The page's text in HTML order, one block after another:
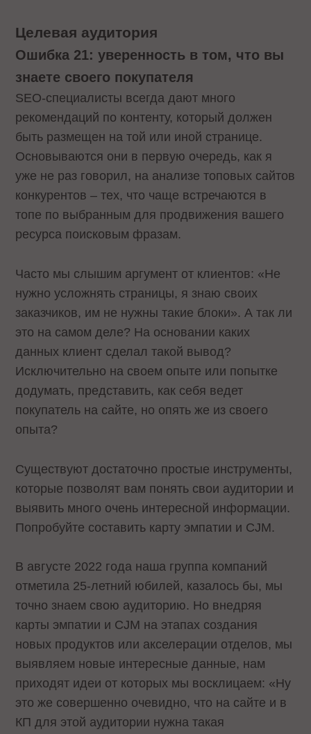
Целевая аудитория
Ошибка 21: уверенность в том, что вы
знаете своего покупателя
SEO-специалисты всегда дают много
рекомендаций по контенту, который должен
быть размещен на той или иной странице.
Основываются они в первую очередь, как я
уже не раз говорил, на анализе топовых сайтов
конкурентов – тех, что чаще встречаются в
топе по выбранным для продвижения вашего
ресурса поисковым фразам.
Часто мы слышим аргумент от клиентов: «Не
нужно усложнять страницы, я знаю своих
заказчиков, им не нужны такие блоки». А так ли
это на самом деле? На основании каких
данных клиент сделал такой вывод?
Исключительно на своем опыте или попытке
додумать, представить, как себя ведет
покупатель на сайте, но опять же из своего
опыта?
Существуют достаточно простые инструменты,
которые позволят вам понять свои аудитории и
выявить много очень интересной информации.
Попробуйте составить карту эмпатии и CJM.
В августе 2022 года наша группа компаний
отметила 25-летний юбилей, казалось бы, мы
точно знаем свою аудиторию. Но внедряя
карты эмпатии и CJM на этапах создания
новых продуктов или акселерации отделов, мы
выявляем новые интересные данные, нам
приходят идеи от которых мы восклицаем: «Ну
это же совершенно очевидно, что на сайте и в
КП для этой аудитории нужна такая